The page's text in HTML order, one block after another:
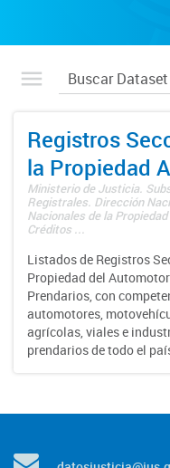
Registros
la Propiedad
Ministerio de Justicia.
Registrales. Dirección
Nacionales de la
Créditos ...
Listados de Registros
Propiedad del
Prendarios, con
automotores,
agrícolas, viales e
prendarios de todo el